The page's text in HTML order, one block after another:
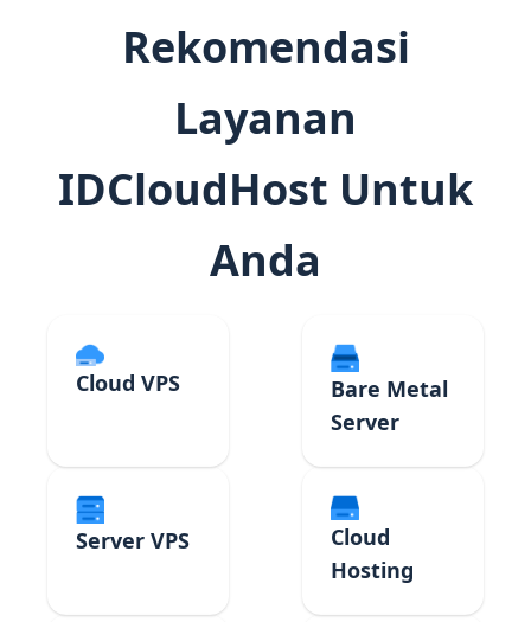
Rekomendasi
Layanan
IDCloudHost Untuk
Anda
Cloud VPS
Bare Metal
Server
Server VPS
Cloud
Hosting